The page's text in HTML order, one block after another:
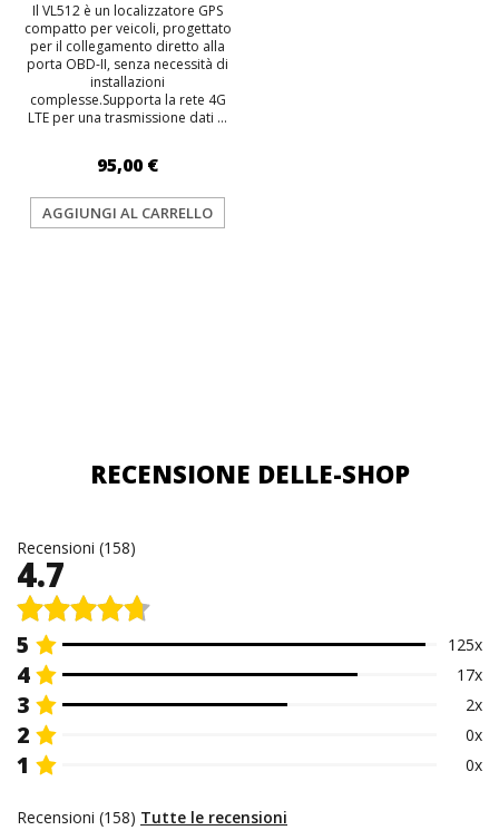
Il VL512 è un localizzatore GPS
compatto per veicoli, progettato
per il collegamento diretto alla
porta OBD-II, senza necessità di
installazioni
complesse.Supporta la rete 4G
LTE per una trasmissione dati ...
95,00 €
AGGIUNGI AL CARRELLO
RECENSIONE DELLE-SHOP
Recensioni (158)
4.7
5 125x
4 17x
3 2x
2 0x
1 0x
Recensioni (158) Tutte le recensioni